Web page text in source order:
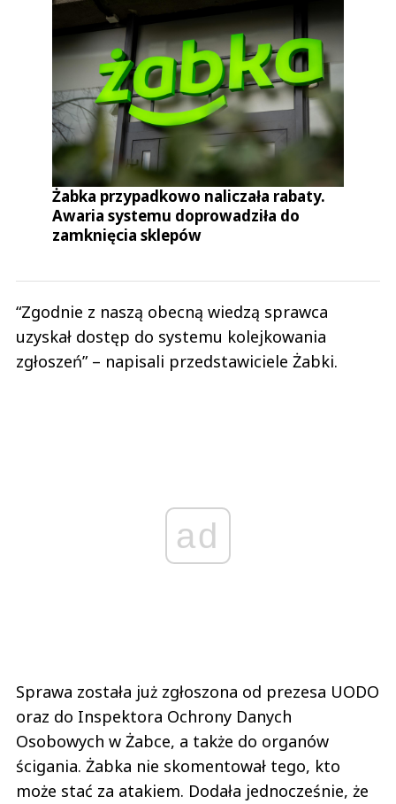
Żabka przypadkowo naliczała rabaty.
Awaria systemu doprowadziła do
zamknięcia sklepów
“Zgodnie z naszą obecną wiedzą sprawca
uzyskał dostęp do systemu kolejkowania
zgłoszeń” – napisali przedstawiciele Żabki.
ad
Sprawa została już zgłoszona od prezesa UODO
oraz do Inspektora Ochrony Danych
Osobowych w Żabce, a także do organów
ścigania. Żabka nie skomentował tego, kto
może stać za atakiem. Dodała jednocześnie, że